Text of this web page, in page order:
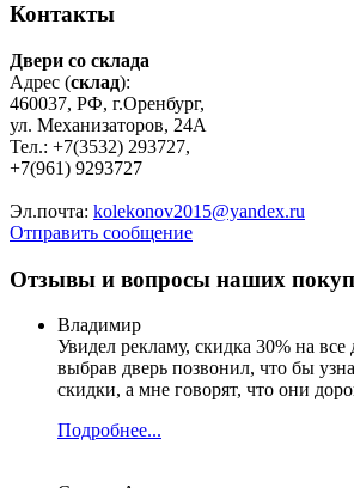
Контакты
Двери со склада
Адрес (склад):
460037, РФ, г.Оренбург,
ул. Механизаторов, 24А
Тел.: +7(3532) 293727,
+7(961) 9293727
Эл.почта: kolekonov2015@yandex.ru
Отправить сообщение
Отзывы и вопросы наших
Владимир
Увидел рекламу, скидка 30% на все
выбрав дверь позвонил, что бы
скидки, а мне говорят, что они
Подробнее...